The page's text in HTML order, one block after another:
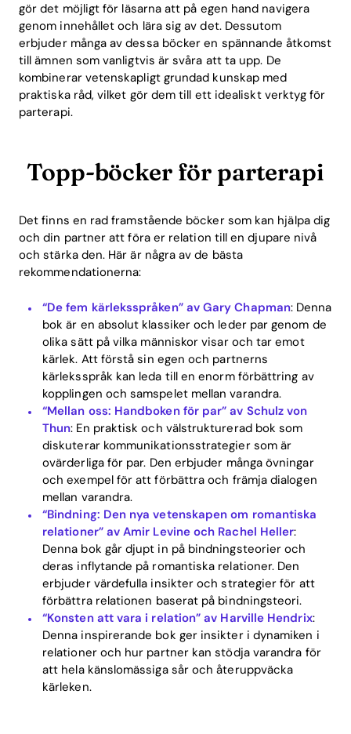
gör det möjligt för läsarna att på egen hand navigera
genom innehållet och lära sig av det. Dessutom
erbjuder många av dessa böcker en spännande åtkomst
till ämnen som vanligtvis är svåra att ta upp. De
kombinerar vetenskapligt grundad kunskap med
praktiska råd, vilket gör dem till ett idealiskt verktyg för
parterapi.
Topp-böcker för parterapi
Det finns en rad framstående böcker som kan hjälpa dig
och din partner att föra er relation till en djupare nivå
och stärka den. Här är några av de bästa
rekommendationerna:
“De fem kärleksspråken” av Gary Chapman: Denna
bok är en absolut klassiker och leder par genom de
olika sätt på vilka människor visar och tar emot
kärlek. Att förstå sin egen och partnerns
kärleksspråk kan leda till en enorm förbättring av
kopplingen och samspelet mellan varandra.
“Mellan oss: Handboken för par” av Schulz von
Thun: En praktisk och välstrukturerad bok som
diskuterar kommunikationsstrategier som är
ovärderliga för par. Den erbjuder många övningar
och exempel för att förbättra och främja dialogen
mellan varandra.
“Bindning: Den nya vetenskapen om romantiska
relationer” av Amir Levine och Rachel Heller:
Denna bok går djupt in på bindningsteorier och
deras inflytande på romantiska relationer. Den
erbjuder värdefulla insikter och strategier för att
förbättra relationen baserat på bindningsteori.
“Konsten att vara i relation” av Harville Hendrix:
Denna inspirerande bok ger insikter i dynamiken i
relationer och hur partner kan stödja varandra för
att hela känslomässiga sår och återuppväcka
kärleken.